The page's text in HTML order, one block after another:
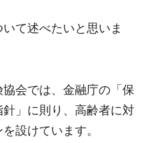
て述べたいと思いま
会では、金融庁の「保
」に則り、高齢者に対
設けています。